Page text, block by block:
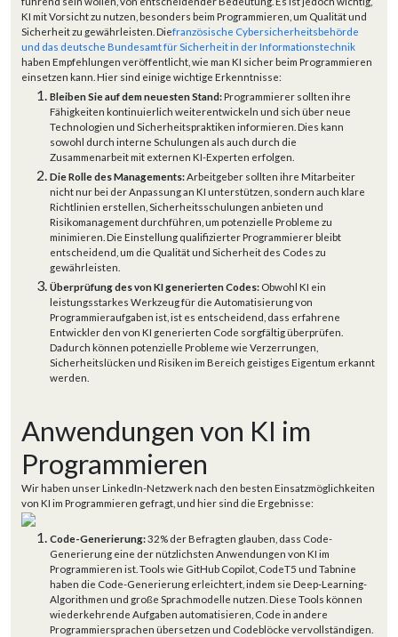
KI mit Vorsicht zu nutzen, besonders beim Programmieren, um Qualität und
Sicherheit zu gewährleisten. Diefranzösische Cybersicherheitsbehörde
und das deutsche Bundesamt für Sicherheit in der Informationstechnik
haben Empfehlungen veröffentlicht, wie man KI sicher beim Programmieren
einsetzen kann. Hier sind einige wichtige Erkenntnisse:
Bleiben Sie auf dem neuesten Stand:Programmierer sollten ihre
Fähigkeiten kontinuierlich weiterentwickeln und sich über neue
Technologien und Sicherheitspraktiken informieren. Dies kann
sowohl durch interne Schulungen als auch durch die
Zusammenarbeit mit externen KI-Experten erfolgen.
Die Rolle des Managements:Arbeitgeber sollten ihre Mitarbeiter
nicht nur bei der Anpassung an KI unterstützen, sondern auch klare
Richtlinien erstellen, Sicherheitsschulungen anbieten und
Risikomanagement durchführen, um potenzielle Probleme zu
minimieren. Die Einstellung qualifizierter Programmierer bleibt
entscheidend, um die Qualität und Sicherheit des Codes zu
gewährleisten.
Überprüfung des von KI generierten Codes: Obwohl KI ein
leistungsstarkes Werkzeug für die Automatisierung von
Programmieraufgaben ist, ist es entscheidend, dass erfahrene
Entwickler den von KI generierten Code sorgfältig überprüfen.
Dadurch können potenzielle Probleme wie Verzerrungen,
Sicherheitslücken und Risiken im Bereich geistiges Eigentum erkannt
werden.
Anwendungen von KI im
Programmieren
Wir haben unser LinkedIn-Netzwerk nach den besten Einsatzmöglichkeiten
von KI im Programmieren gefragt, und hier sind die Ergebnisse:
Code-Generierung:32% der Befragten glauben, dass Code-
Generierung eine der nützlichsten Anwendungen von KI im
Programmieren ist. Tools wie GitHub Copilot, CodeT5 und Tabnine
haben die Code-Generierung erleichtert, indem sie Deep-Learning-
Algorithmen und große Sprachmodelle nutzen. Diese Tools können
wiederkehrende Aufgaben automatisieren, Code in andere
Programmiersprachen übersetzen und Codeblöcke vervollständigen.